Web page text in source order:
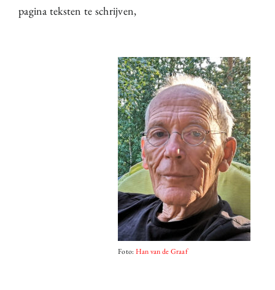
pagina teksten te schrijven,
Foto: Han van de Graaf